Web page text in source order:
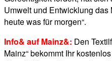
Umwelt und Entwicklung das
heute was für morgen“.
Info& auf Mainz&: Den
Mainz“ bekommt Ihr